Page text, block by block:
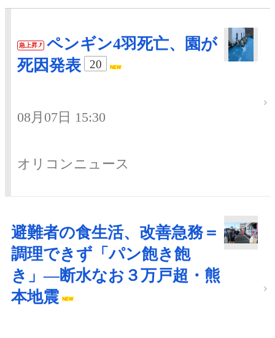
急上昇
ペンギン4羽死亡、園が
死因発表
20
08月07日 15:30
オリコンニュース
避難者の食生活、改善急務＝
調理できず「パン飽き飽
き」―断水なお３万戸超・熊
本地震